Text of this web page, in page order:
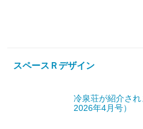
スペースＲデザイン
冷泉荘が紹介され
2026年4月号）